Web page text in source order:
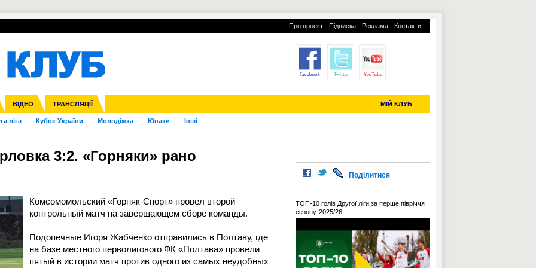
Про проект - Підписка - Реклама - Контакти
ВІДЕО ТРАНСЛЯЦІЇ МІЙ КЛУБ
ліга Кубок України Молодіжка Юнаки Інші
Ліга націй Ліга конференцій
Франція ІншіЧЄ-2015 (U-21)
УПЛ-ПЕРЕХОДИ УСІ ТРАНСФЕРИ
3:2. «Горняки» рано
Комсомомольский «Горняк-Спорт» провел второй
контрольный матч на завершающем сборе команды.
Подопечные Игоря Жабченко отправились в Полтаву, где
на базе местного перволигового ФК «Полтава» провели
пятый в истории матч против одного из самых неудобных
Поділитися
ТОП-10 голів Другої ліги за перше півріччя
сезону-2025/26